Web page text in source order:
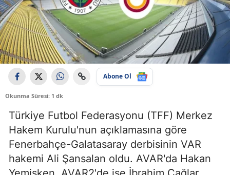
Abone Ol
Okunma Süresi: 1 dk
Türkiye Futbol Federasyonu (TFF) Merkez
Hakem Kurulu'nun açıklamasına göre
Fenerbahçe-Galatasaray derbisinin VAR
hakemi Ali Şansalan oldu. AVAR'da Hakan